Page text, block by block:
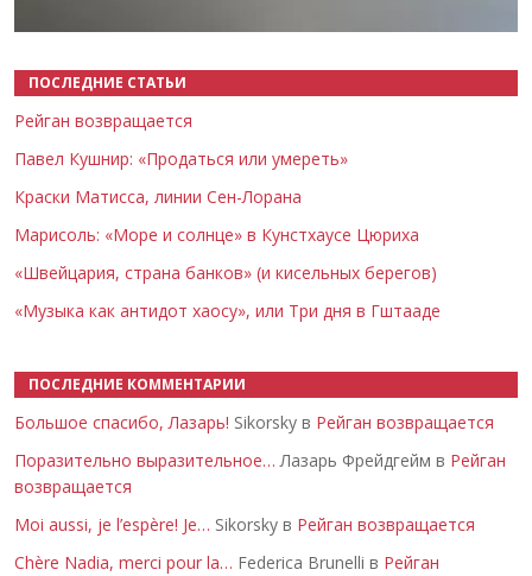
ПОСЛЕДНИЕ СТАТЬИ
Рейган возвращается
Павел Кушнир: «Продаться или умереть»
Краски Матисса, линии Сен-Лорана
Марисоль: «Море и солнце» в Кунстхаусе Цюриха
«Швейцария, страна банков» (и кисельных берегов)
«Музыка как антидот хаосу», или Три дня в Гштааде
ПОСЛЕДНИЕ КОММЕНТАРИИ
Большое спасибо, Лазарь! Sikorsky в Рейган возвращается
Поразительно выразительное… Лазарь Фрейдгейм в Рейган
возвращается
Moi aussi, je l’espère! Je… Sikorsky в Рейган возвращается
Chère Nadia, merci pour la… Federica Brunelli в Рейган